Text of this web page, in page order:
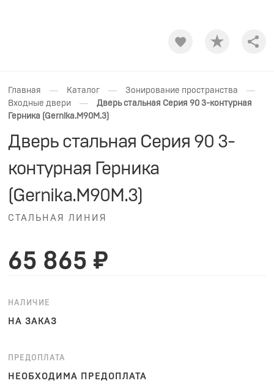
Главная — Каталог — Зонирование пространства —
Входные двери —
Дверь стальная Серия 90 3-контурная
Герника (Gernika.M90M.3)
Дверь стальная Серия 90 3-
контурная Герника
(Gernika.M90M.3)
СТАЛЬНАЯ ЛИНИЯ
65 865 ₽
НАЛИЧИЕ
НА ЗАКАЗ
ПРЕДОПЛАТА
НЕОБХОДИМА ПРЕДОПЛАТА